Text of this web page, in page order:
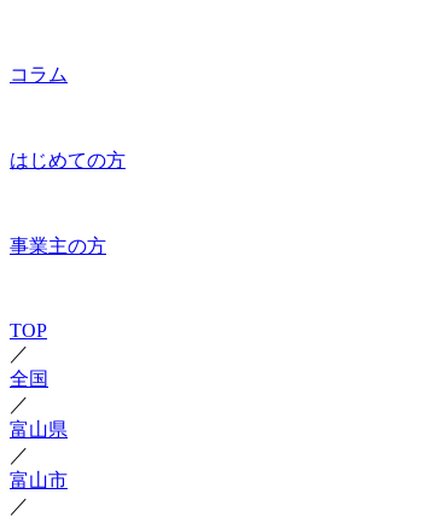
コラム
はじめての方
事業主の方
TOP
／
全国
／
富山県
／
富山市
／